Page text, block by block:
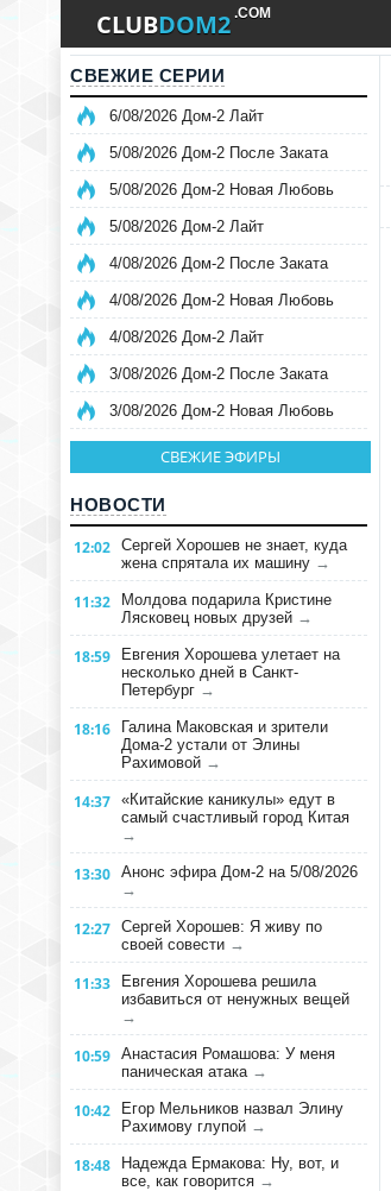
CLUBDOM2 .COM
СВЕЖИЕ СЕРИИ
6/08/2026 Дом-2 Лайт
5/08/2026 Дом-2 После Заката
5/08/2026 Дом-2 Новая Любовь
5/08/2026 Дом-2 Лайт
4/08/2026 Дом-2 После Заката
4/08/2026 Дом-2 Новая Любовь
4/08/2026 Дом-2 Лайт
3/08/2026 Дом-2 После Заката
3/08/2026 Дом-2 Новая Любовь
СВЕЖИЕ ЭФИРЫ
НОВОСТИ
12:02 Сергей Хорошев не знает, куда
жена спрятала их машину →
11:32
Молдова подарила Кристине
Лясковец новых друзей →
18:59
Евгения Хорошева улетает на
несколько дней в Санкт-
Петербург →
18:16
Галина Маковская и зрители
Дома-2 устали от Элины
Рахимовой →
14:37 «Китайские каникулы» едут в
самый счастливый город Китая
→
13:30 Анонс эфира Дом-2 на 5/08/2026
→
12:27 Сергей Хорошев: Я живу по
своей совести →
11:33
Евгения Хорошева решила
избавиться от ненужных вещей
→
10:59 Анастасия Ромашова: У меня
паническая атака →
10:42
Егор Мельников назвал Элину
Рахимову глупой →
18:48
Надежда Ермакова: Ну, вот, и
все, как говорится →